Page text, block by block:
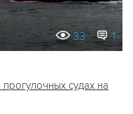
33 1
судах на